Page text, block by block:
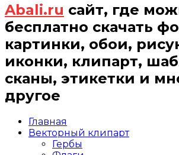
Abali.ru сайт, где
бесплатно скачать
картинки, обои,
иконки, клипарт,
сканы, этикетки и
другое
Главная
Векторный клипарт
Гербы